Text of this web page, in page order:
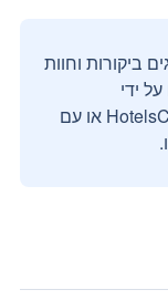
ביקורות וחוות
ידי
משתמשים אמיתיים דרך HotelsCombined או עם